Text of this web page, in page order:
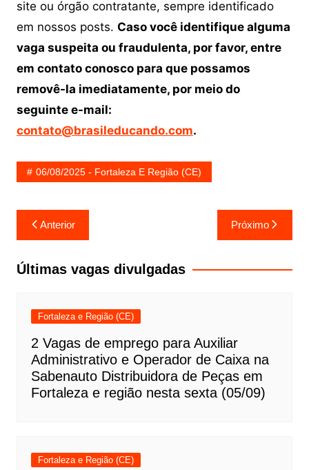
site ou órgão contratante, sempre identificado
em nossos posts. Caso você identifique alguma
vaga suspeita ou fraudulenta, por favor, entre
em contato conosco para que possamos
removê-la imediatamente, por meio do
seguinte e-mail:
contato@brasileducando.com.
06/08/2025 - Fortaleza E Região (CE)
Navegação
de
Post
Anterior Próximo
Últimas vagas divulgadas
Fortaleza e Região (CE)
2 Vagas de emprego para Auxiliar
Administrativo e Operador de Caixa na
Sabenauto Distribuidora de Peças em
Fortaleza e região nesta sexta (05/09)
Fortaleza e Região (CE)